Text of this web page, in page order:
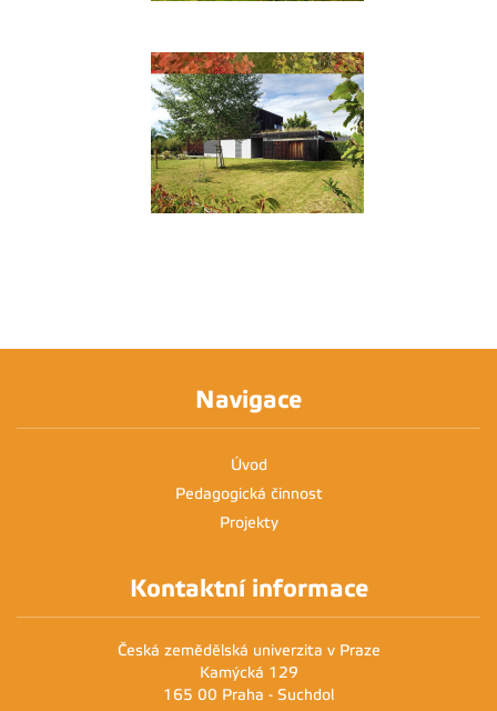
Navigace
Úvod
Pedagogická činnost
Projekty
Kontaktní informace
Česká zemědělská univerzita v Praze
Kamýcká 129
165 00 Praha - Suchdol